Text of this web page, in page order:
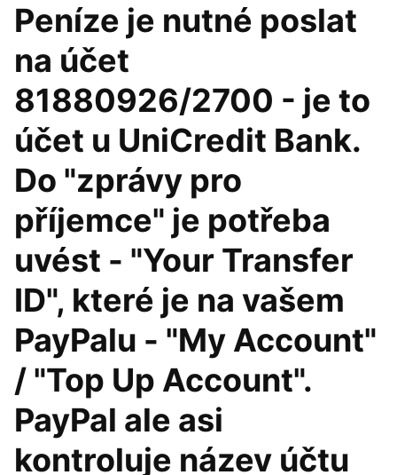
Peníze je nutné poslat
na účet
81880926/2700 - je to
účet u UniCredit Bank.
Do "zprávy pro
příjemce" je potřeba
uvést - "Your Transfer
ID", které je na vašem
PayPalu - "My Account"
/ "Top Up Account".
PayPal ale asi
kontroluje název účtu